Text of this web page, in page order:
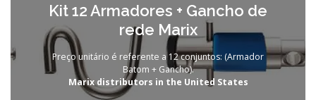
Kit 12 Armadores + Gancho de
rede Marix
Preço unitário é referente a 12 conjuntos: (Armador
Batom + Gancho).
Marix distributors in the United States